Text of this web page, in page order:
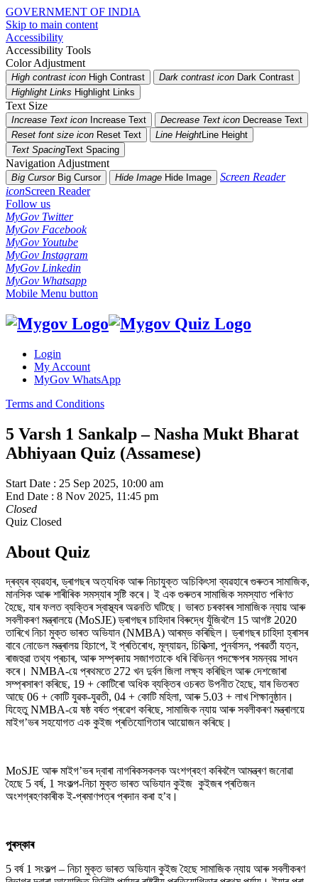
GOVERNMENT OF INDIA
Skip to main content
Accessibility
Accessibility Tools
Color Adjustment
High contrast icon High Contrast Dark contrast icon Dark Contrast
Highlight Links Highlight Links
Text Size
Increase Text icon Increase Text Decrease Text icon Decrease Text
Reset font size icon Reset Text Line HeightLine Height
Text SpacingText Spacing
Navigation Adjustment
Big CursorBig Cursor Hide Image Hide Image
Screen Reader
iconScreen Reader
Follow us
MyGov Twitter
MyGov Facebook
MyGov Youtube
MyGov Instagram
MyGov Linkedin
MyGov Whatsapp
Mobile Menu button
Login
My Account
MyGov WhatsApp
Terms and Conditions
5 Varsh 1 Sankalp – Nasha Mukt Bharat
Abhiyaan Quiz (Assamese)
Start Date : 25 Sep 2025, 10:00 am
End Date : 8 Nov 2025, 11:45 pm
Closed
Quiz Closed
About Quiz
দ্ৰব্যৰ ব্যৱহাৰ, ড্ৰাগছৰ অত্যধিক আৰু নিচাযুক্ত অচিকিৎসা ব্যৱহাৰে গুৰুতৰ সামাজিক,
মানসিক আৰু শাৰীৰিক সমস্যাৰ সৃষ্টি কৰে। ই এক গুৰুতৰ সামাজিক সমস্যাত পৰিণত
হৈছে, যাৰ ফলত ব্যক্তিৰ স্বাস্থ্যৰ অৱনতি ঘটিছে। ভাৰত চৰকাৰৰ সামাজিক ন্যায় আৰু
সবলীকৰণ মন্ত্ৰালয়ে (MoSJE) ড্ৰাগছৰ চাহিদাৰ বিৰুদ্ধে যুঁজিবলৈ 15 আগষ্ট 2020
তাৰিখে নিচা মুক্ত ভাৰত অভিযান (NMBA) আৰম্ভ কৰিছিল। ড্ৰাগছৰ চাহিদা হ্ৰাসৰ
বাবে নোডেল মন্ত্ৰালয় হিচাপে, ই প্ৰতিৰোধ, মূল্যায়ন, চিকিত্সা, পুনৰ্বাসন, পৰৱৰ্তী যত্ন,
ৰাজহুৱা তথ্য প্ৰচাৰ, আৰু সম্প্ৰদায় সজাগতাকে ধৰি বিভিন্ন পদক্ষেপৰ সমন্বয় সাধন
কৰে। NMBA-য়ে প্ৰথমতে 272 খন দুৰ্বল জিলা লক্ষ্য কৰিছিল আৰু দেশজোৰা
সম্প্ৰসাৰণ কৰিছে, 19 + কোটিৰো অধিক ব্যক্তিৰ ওচৰত উপনীত হৈছে, যাৰ ভিতৰত
আছে 06 + কোটি যুৱক-যুৱতী, 04 + কোটি মহিলা, আৰু 5.03 + লাখ শিক্ষানুষ্ঠান।
যিহেতু NMBA-য়ে ষষ্ঠ বৰ্ষত প্ৰৱেশ কৰিছে, সামাজিক ন্যায় আৰু সবলীকৰণ মন্ত্ৰালয়ে
মাইগ’ভৰ সহযোগত এক কুইজ প্ৰতিযোগিতাৰ আয়োজন কৰিছে।
MoSJE আৰু মাইগ’ভৰ দ্বাৰা নাগৰিকসকলক অংশগ্ৰহণ কৰিবলৈ আমন্ত্ৰণ জনোৱা
হৈছে 5 বৰ্ষ, 1 সংকল্প-নিচা মুক্ত ভাৰত অভিযান কুইজ কুইজৰ প্ৰতিজন
অংশগ্ৰহণকাৰীক ই-প্ৰমাণপত্ৰ প্ৰদান কৰা হ’ব।
পুৰস্কাৰ
5 বৰ্ষ 1 সংকল্প – নিচা মুক্ত ভাৰত অভিযান কুইজ হৈছে সামাজিক ন্যায় আৰু সবলীকৰণ